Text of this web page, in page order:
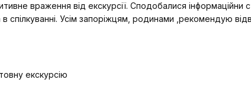
від екскурсії. Сподобалися інформаційни стенди, Екскурсовод
спілкуванні. Усім запоріжцям, родинами ,рекомендую
екскурсію